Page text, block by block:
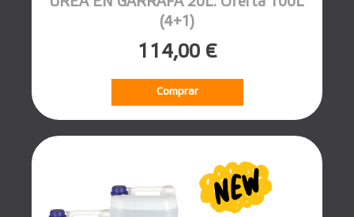
UREA EN GARRAFA 20L. Oferta 100L
(4+1)
114,00 €
Comprar